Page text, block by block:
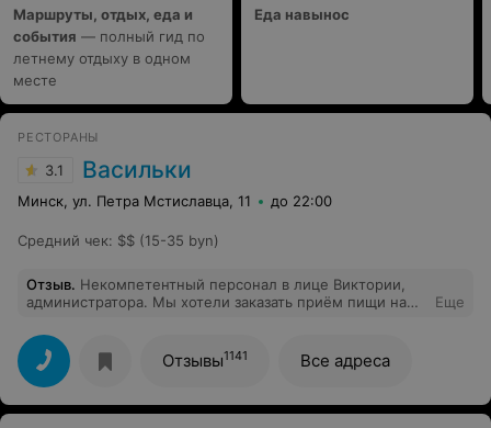
Маршруты, отдых, еда и
события — полный гид по
летнему отдыху в одном
месте
Еда навынос
РЕСТОРАНЫ
3.1 Васильки
Минск, ул. Петра Мстиславца, 11 до 22:00
Средний чек: $$ (15-35 byn)
Отзыв. Некомпетентный персонал в лице Виктории,
администратора. Мы хотели заказать приём пищи на
Виктория начала нервно говорить, что нужно
обратиться в другие заведения. Оказалось, что они
никогда не работали с безналичной оплатой и не хотят
этого делать. При этом у них полная посадка, но
клиенты в нашем лице заведению, по их словам, не
Еще
Отзывы1141 Все адреса